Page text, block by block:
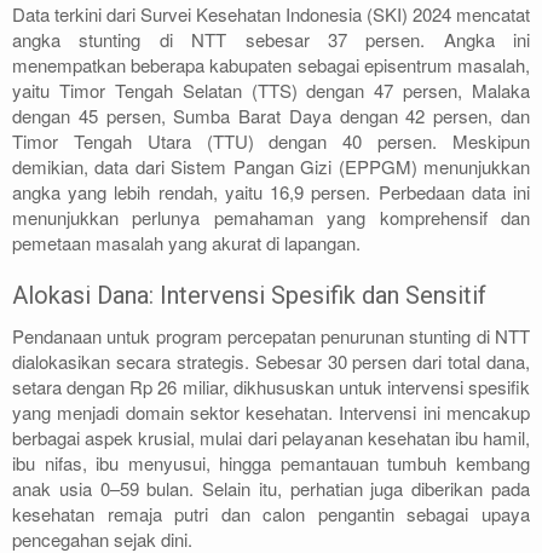
Data terkini dari Survei Kesehatan Indonesia (SKI) 2024 mencatat
angka stunting di NTT sebesar 37 persen. Angka ini
menempatkan beberapa kabupaten sebagai episentrum masalah,
yaitu Timor Tengah Selatan (TTS) dengan 47 persen, Malaka
dengan 45 persen, Sumba Barat Daya dengan 42 persen, dan
Timor Tengah Utara (TTU) dengan 40 persen. Meskipun
demikian, data dari Sistem Pangan Gizi (EPPGM) menunjukkan
angka yang lebih rendah, yaitu 16,9 persen. Perbedaan data ini
menunjukkan perlunya pemahaman yang komprehensif dan
pemetaan masalah yang akurat di lapangan.
Alokasi Dana: Intervensi Spesifik dan Sensitif
Pendanaan untuk program percepatan penurunan stunting di NTT
dialokasikan secara strategis. Sebesar 30 persen dari total dana,
setara dengan Rp 26 miliar, dikhususkan untuk intervensi spesifik
yang menjadi domain sektor kesehatan. Intervensi ini mencakup
berbagai aspek krusial, mulai dari pelayanan kesehatan ibu hamil,
ibu nifas, ibu menyusui, hingga pemantauan tumbuh kembang
anak usia 0–59 bulan. Selain itu, perhatian juga diberikan pada
kesehatan remaja putri dan calon pengantin sebagai upaya
pencegahan sejak dini.